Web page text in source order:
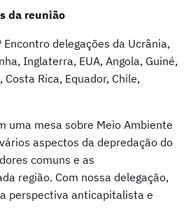
da reunião
delegações da Ucrânia,
Inglaterra, EUA, Angola, Guiné,
Rica, Equador, Chile,
uma mesa sobre Meio Ambiente
aspectos da depredação do
comuns e as
região. Com nossa delegação,
perspectiva anticapitalista e